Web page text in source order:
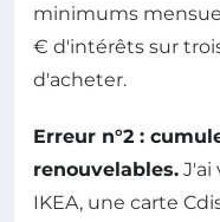
minimums
€ d'intérêts sur
d'acheter.
Erreur n°2 :
renouvelables. J'ai
IKEA, une carte